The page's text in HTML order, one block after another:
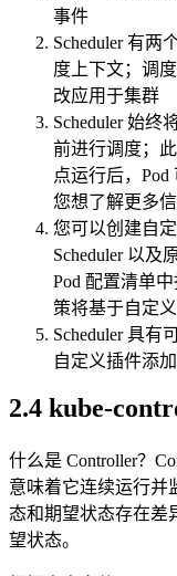
事件
Scheduler 有两
度上下文；调
改应用于集群
Scheduler 始终
前进行调度；
点运行后，
您想了解更多
您可以创建自
Scheduler 以及
Pod 配置清单
策将基于自定
Scheduler 具有
自定义插件添
2.4 kube-
什么是 Controller？
意味着它连续运行并
态和期望状态存在差
望状态。